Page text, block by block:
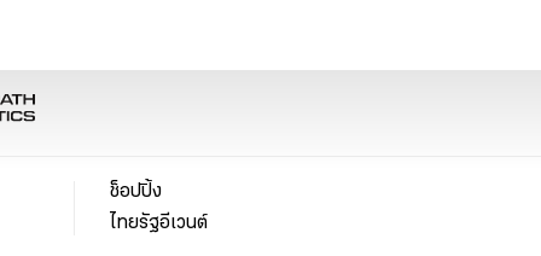
ช็อปปิ้ง
ไทยรัฐอีเวนต์